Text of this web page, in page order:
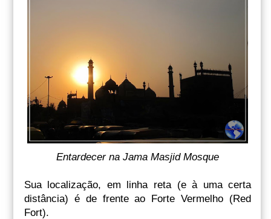
Entardecer na Jama Masjid Mosque
Sua localização, em linha reta (e à uma certa
distância) é de frente ao Forte Vermelho (Red
Fort).